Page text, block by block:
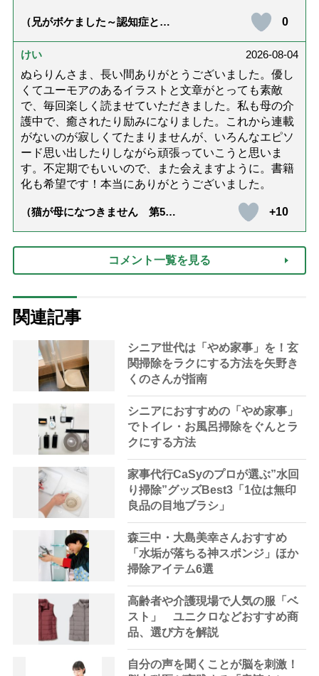
（兄がボケました～認知症と介
達』が届きました」）
0
けい
2026-08-04
ぬらりんさま、長い間ありがとうございました。優し
くてユーモアのあるイラストと文章がとっても素敵
で、毎回楽しく読ませていただきました。私も母の介
護中で、癒されたり励みになりました。これから連載
がないのが寂しくてたまりませんが、いろんなエピソ
ード思い出したりしながら頑張っていこうと思いま
す。不定期でもいいので、また会えますように。書籍
化も希望です！本当にありがとうございました。
（猫が母になつきません 第500
+10
コメント一覧を見る
関連記事
シニア世代は「やめ家事」を！玄
関掃除をラクにする方法を矢野き
くのさんが指南
シニアにおすすめの「やめ家事」
でトイレ・お風呂掃除をぐんとラ
クにする方法
家事代行CaSyのプロが選ぶ”水回
り掃除”グッズBest3「1位は無印
良品の目地ブラシ」
森三中・大島美幸さんおすすめ
「水垢が落ちる神スポンジ」ほか
掃除アイテム6選
高齢者や介護現場で人気の服「ベ
スト」 ユニクロなどおすすめ商
品、選び方を解説
自分の声を聞くことが脳を刺激！